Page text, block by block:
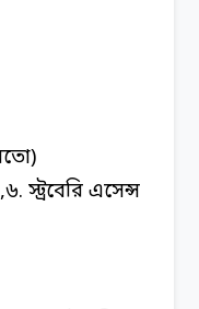
৬. স্ট্রবেরি এসেন্স